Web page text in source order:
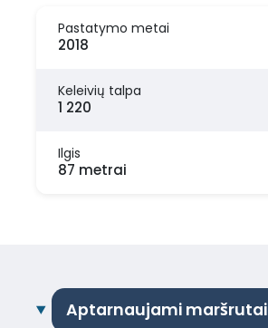
Pastatymo metai
2018
Keleivių talpa
1 220
Ilgis
87 metrai
Aptarnaujami maršrutai